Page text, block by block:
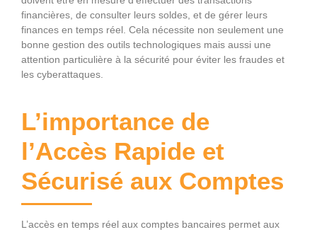
financières, de consulter leurs soldes, et de gérer leurs
finances en temps réel. Cela nécessite non seulement une
bonne gestion des outils technologiques mais aussi une
attention particulière à la sécurité pour éviter les fraudes et
les cyberattaques.
L’importance de
l’Accès Rapide et
Sécurisé aux Comptes
L’accès en temps réel aux comptes bancaires permet aux